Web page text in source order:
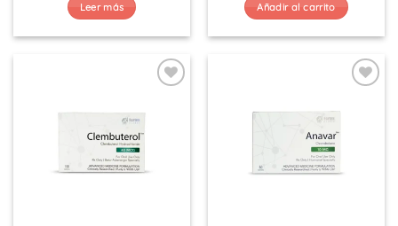
Leer más Añadir al carrito